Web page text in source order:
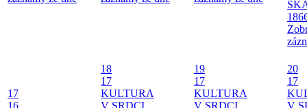
17
18
17
KULTURA
19
17
KULTURA
20
17